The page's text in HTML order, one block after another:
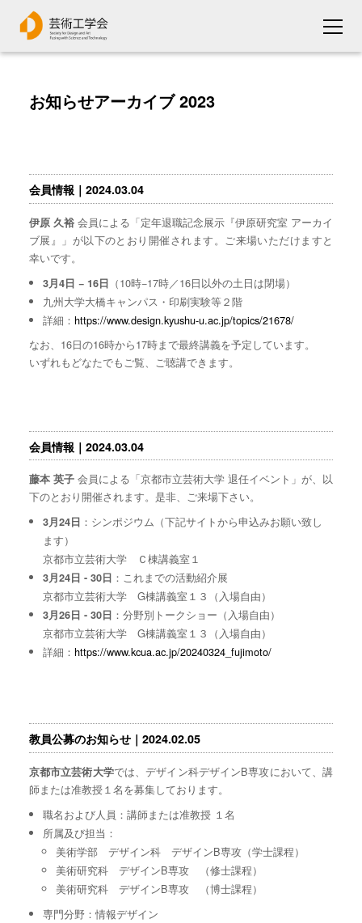
お知らせアーカイブ 2023
会員情報｜2024.03.04
伊原 久裕会員による「定年退職記念展示『伊原研究室 アーカイ
ブ展』」が以下のとおり開催されます。ご来場いただけますと
幸いです。
3月4日 − 16日 （10時−17時／16日以外の土日は閉場）
九州大学大橋キャンパス・印刷実験等２階
詳細：https://www.design.kyushu-u.ac.jp/topics/21678/
なお、16日の16時から17時まで最終講義を予定しています。
いずれもどなたでもご覧、ご聴講できます。
会員情報｜2024.03.04
藤本 英子会員による「京都市立芸術大学 退任イベント」が、以
下のとおり開催されます。是非、ご来場下さい。
3月24日 ：シンポジウム（下記サイトから申込みお願い致し
ます）
京都市立芸術大学 Ｃ棟講義室１
3月24日 - 30日 ：これまでの活動紹介展
京都市立芸術大学 G棟講義室１３（入場自由）
3月26日 - 30日 ：分野別トークショー（入場自由）
京都市立芸術大学 G棟講義室１３（入場自由）
詳細：https://www.kcua.ac.jp/20240324_fujimoto/
教員公募のお知らせ｜2024.02.05
京都市立芸術大学では、デザイン科デザインB専攻において、講
師または准教授１名を募集しております。
職名および人員：講師または准教授 １名
所属及び担当：
美術学部 デザイン科 デザインB専攻（学士課程）
美術研究科 デザインB専攻 （修士課程）
美術研究科 デザインB専攻 （博士課程）
専門分野：情報デザイン